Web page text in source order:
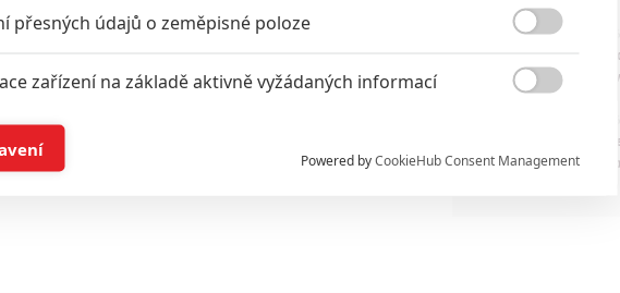
ČLÁNEK | 30.07.2026
Spider-Man: Zbrusu
máme čekat
Velké preview:
maximálně nabitým
přesných údajů o zeměpisné poloze
zařízení na základě aktivně vyžádaných informací
a/nebo přístup k informacím v zařízení

Powered byCookieHub Consent Management